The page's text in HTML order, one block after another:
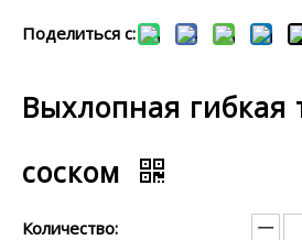
Поделиться с:
Выхлопная гибкая
соском
Количество: